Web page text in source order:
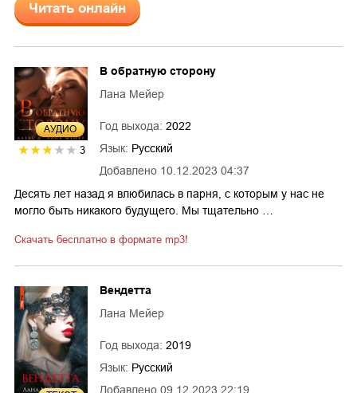
Читать онлайн
AУДИО
3
Добавлено 10.12.2023 04:37
В обратную сторону
Лана Мейер
Год выхода: 2022
Язык: Русский
Десять лет назад я влюбилась в парня, с которым у нас не
могло быть никакого будущего. Мы тщательно …
Скачать бесплатно в формате mp3!
Добавлено 09.12.2023 22:19
Вендетта
Лана Мейер
Год выхода: 2019
Язык: Русский